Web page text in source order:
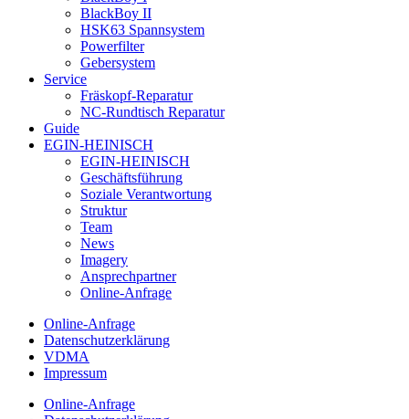
BlackBoy II
HSK63 Spannsystem
Powerfilter
Gebersystem
Service
Fräskopf-Reparatur
NC-Rundtisch Reparatur
Guide
EGIN-HEINISCH
EGIN-HEINISCH
Geschäftsführung
Soziale Verantwortung
Struktur
Team
News
Imagery
Ansprechpartner
Online-Anfrage
Online-Anfrage
Datenschutzerklärung
VDMA
Impressum
Online-Anfrage